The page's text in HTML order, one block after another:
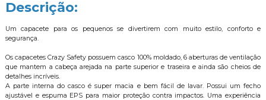
Descrição:
Um capacete para os pequenos se divertirem com muito estilo, conforto e
segurança.
Os capacetes Crazy Safety possuem casco 100% moldado, 6 aberturas de ventilação
que mantem a cabeça arejada na parte superior e traseira e ainda são cheios de
detalhes incríveis.
A parte interna do casco é super macia e bem fácil de lavar. Possui um fecho
ajustável e espuma EPS para maior proteção contra impactos. Uma experiência